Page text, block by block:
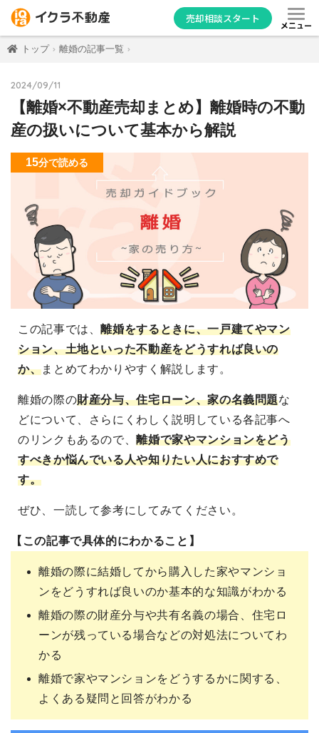
売却相談スタート
メニュー
トップ 離婚の記事一覧
2024/09/11
【離婚×不動産売却まとめ】離婚時の不動
産の扱いについて基本から解説
15分で読める
この記事では、離婚をするときに、一戸建てやマン
ション、土地といった不動産をどうすれば良いの
か、まとめてわかりやすく解説します。
離婚の際の財産分与、住宅ローン、家の名義問題な
どについて、さらにくわしく説明している各記事へ
のリンクもあるので、離婚で家やマンションをどう
すべきか悩んでいる人や知りたい人におすすめで
す。
ぜひ、一読して参考にしてみてください。
【この記事で具体的にわかること】
離婚の際に結婚してから購入した家やマンショ
ンをどうすれば良いのか基本的な知識がわかる
離婚の際の財産分与や共有名義の場合、住宅ロ
ーンが残っている場合などの対処法についてわ
かる
離婚で家やマンションをどうするかに関する、
よくある疑問と回答がわかる